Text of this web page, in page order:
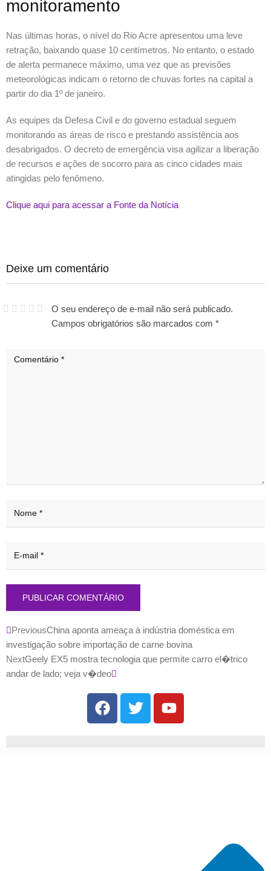
monitoramento
Nas últimas horas, o nível do Rio Acre apresentou uma leve
retração, baixando quase 10 centímetros. No entanto, o estado
de alerta permanece máximo, uma vez que as previsões
meteorológicas indicam o retorno de chuvas fortes na capital a
partir do dia 1º de janeiro.
As equipes da Defesa Civil e do governo estadual seguem
monitorando as áreas de risco e prestando assistência aos
desabrigados. O decreto de emergência visa agilizar a liberação
de recursos e ações de socorro para as cinco cidades mais
atingidas pelo fenômeno.
Clique aqui para acessar a Fonte da Notícia
Deixe um comentário
O seu endereço de e-mail não será publicado.
Campos obrigatórios são marcados com *
PreviousChina aponta ameaça à indústria doméstica em
investigação sobre importação de carne bovina
NextGeely EX5 mostra tecnologia que permite carro el�trico
andar de lado; veja v�deo